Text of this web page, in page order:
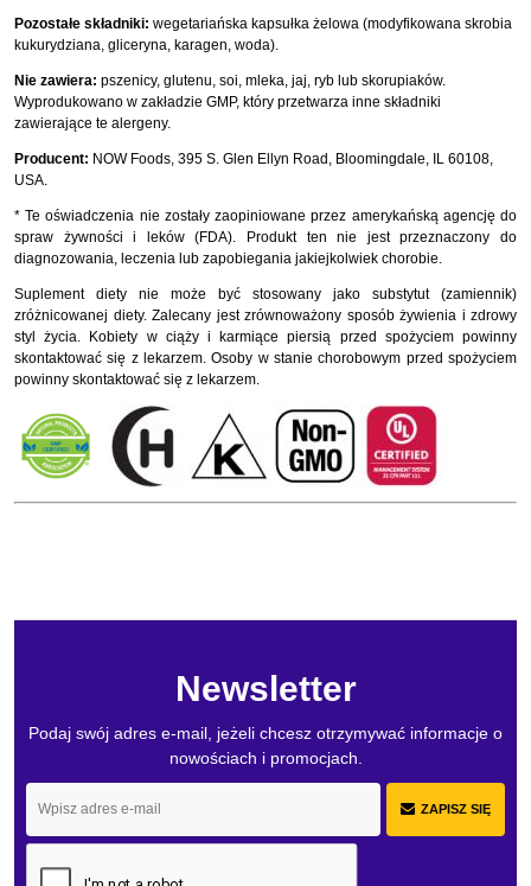
Pozostałe składniki: wegetariańska kapsułka żelowa (modyfikowana skrobia
kukurydziana, gliceryna, karagen, woda).
Nie zawiera: pszenicy, glutenu, soi, mleka, jaj, ryb lub skorupiaków.
Wyprodukowano w zakładzie GMP, który przetwarza inne składniki
zawierające te alergeny.
Producent: NOW Foods, 395 S. Glen Ellyn Road, Bloomingdale, IL 60108,
USA.
* Te oświadczenia nie zostały zaopiniowane przez amerykańską agencję do
spraw żywności i leków (FDA). Produkt ten nie jest przeznaczony do
diagnozowania, leczenia lub zapobiegania jakiejkolwiek chorobie.
Suplement diety nie może być stosowany jako substytut (zamiennik)
zróżnicowanej diety. Zalecany jest zrównoważony sposób żywienia i zdrowy
styl życia. Kobiety w ciąży i karmiące piersią przed spożyciem powinny
skontaktować się z lekarzem. Osoby w stanie chorobowym przed spożyciem
powinny skontaktować się z lekarzem.
Newsletter
Podaj swój adres e-mail, jeżeli chcesz otrzymywać informacje o
nowościach i promocjach.
ZAPISZ SIĘ